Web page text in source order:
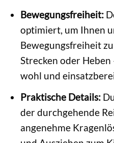
Bewegungsfreiheit:
optimiert, um Ihnen
Bewegungsfreiheit
Strecken oder Heben
wohl und
Praktische Details:
der durchgehende
angenehme